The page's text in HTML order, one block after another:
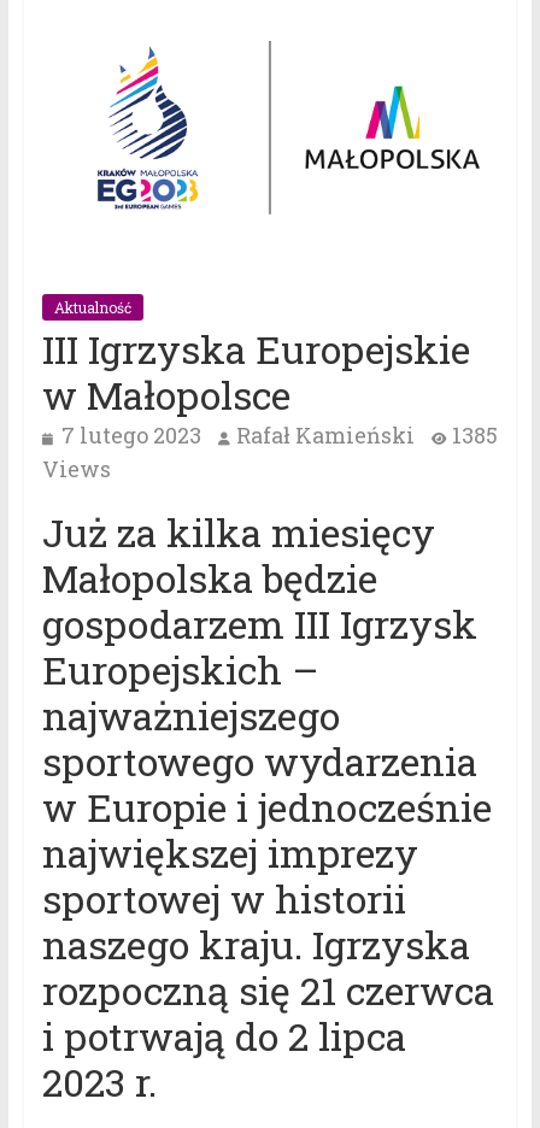
Aktualność
III Igrzyska Europejskie
w Małopolsce
7 lutego 2023 Rafał Kamieński
1385
Views
Już za kilka miesięcy
Małopolska będzie
gospodarzem III Igrzysk
Europejskich –
najważniejszego
sportowego wydarzenia
w Europie i jednocześnie
największej imprezy
sportowej w historii
naszego kraju. Igrzyska
rozpoczną się 21 czerwca
i potrwają do 2 lipca
2023 r.